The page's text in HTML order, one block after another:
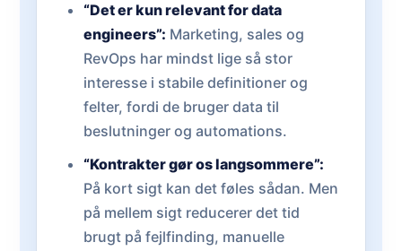
“Det er kun relevant for data
engineers”: Marketing, sales og
RevOps har mindst lige så stor
interesse i stabile definitioner og
felter, fordi de bruger data til
beslutninger og automations.
“Kontrakter gør os langsommere”:
På kort sigt kan det føles sådan. Men
på mellem sigt reducerer det tid
brugt på fejlfinding, manuelle